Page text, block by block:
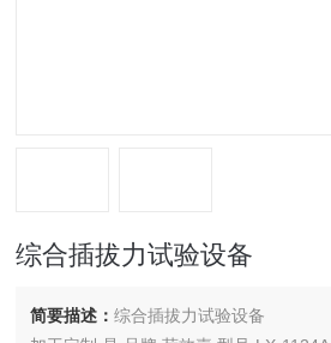
综合插拔力试验设备
简要描述：综合插拔力试验设备